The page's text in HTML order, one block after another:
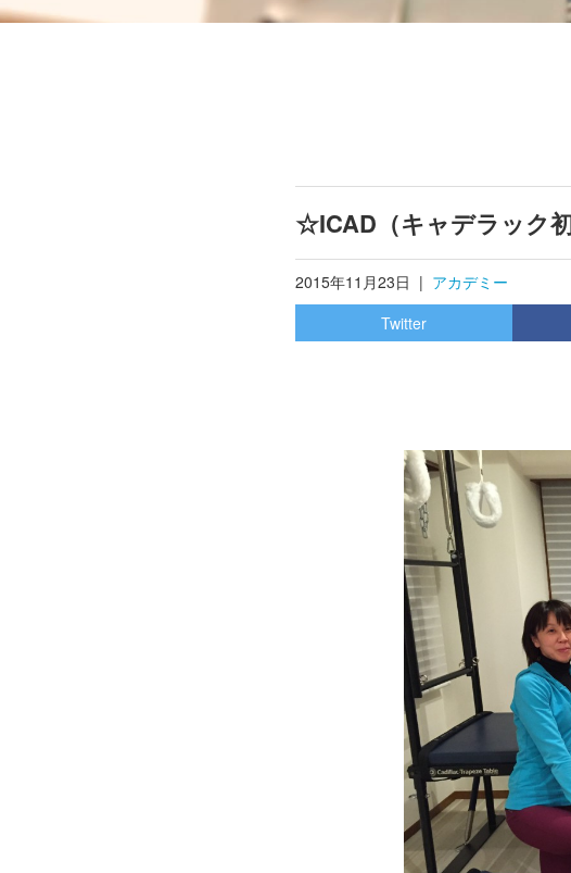
☆ICAD（キャデラック
2015年11月23日 | アカデミー
Twitter